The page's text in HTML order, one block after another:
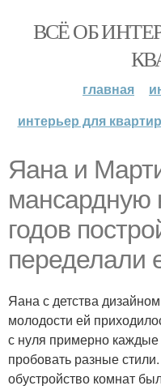
ВСЁ ОБ
главная
интерьер для
Яана и
мансардную
годов
переделали
Яана с детства
молодости ей
с нуля примерно каждые
пробовать разные
обустройство комнат